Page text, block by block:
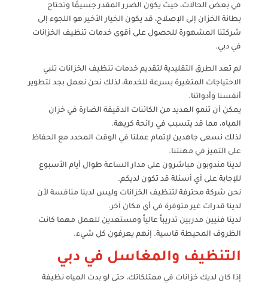
في بعض الحالات، حيث يكون الضرر المقدر جسيمًا وتحتاج
بطانة الخزان إلى الإصلاح، قد يكون الخيار الأخير هو اللجوء إلى
شركتنا المشهورة للحصول على أقوى خدمات تنظيف الخزانات
في دبي.
لم تعد الطرق التقليدية لتقديم خدمات تنظيف الخزانات تلبي
الاحتياجات المتغيرة بسرعة للخدمة، لذلك نحن نعمل بجد لتطوير
أنفسنا وأدواتنا.
يمكن أن تنمو العديد من الكائنات الدقيقة الضارة في خزان
المياه، مما قد يتسبب في رائحة كريهة.
لذلك نسعى جاهدين لإتمام عملنا في الوقت المحدد مع الحفاظ
على التميز في مهنتنا.
لدينا مندوبون مباشرون على مدار الساعة طوال أيام الأسبوع
للإجابة على أي أسئلة قد تكون لديكم.
نحن شركة محترفة لتنظيف الخزانات وليس لدينا منافسة لأن
لدينا قدرات غير متوفرة في أي مكان آخر.
لدينا فنيين مدربين تدريباً عالياً ومستعدين للعمل مهما كانت
الظروف المحيطة قاسية. إنهم يعرفون كل شيء.
التنظيف والمغاسل في دبي
إذا كان لديك خزانات في ممتلكاتك، حتى لو بدت المياه نظيفة